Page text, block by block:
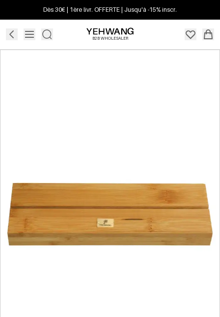
Dès 30€ | 1ère livr. OFFERTE | Jusqu'à -15% inscr.
B2B WHOLESALER